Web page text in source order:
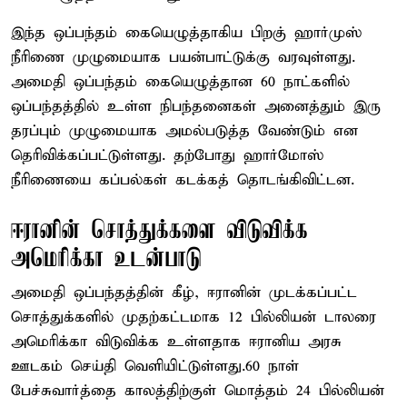
இந்த ஒப்பந்தம் கையெழுத்தாகிய பிறகு் ஹார்முஸ்
நீரிணை முழுமையாக பயன்பாட்டுக்கு வரவுள்ளது.
அமைதி ஒப்பந்தம் கையெழுத்தான 60 நாட்களில்
ஒப்பந்தத்தில் உள்ள நிபந்தனைகள் அனைத்தும் இரு
தரப்பும் முழுமையாக அமல்படுத்த வேண்டும் என
தெரிவிக்கப்பட்டுள்ளது. தற்போது ஹார்மோஸ்
நீரிணையை கப்பல்கள் கடக்கத் தொடங்கிவிட்டன.
ஈரானின் சொத்துக்களை விடுவிக்க
அமெரிக்கா உடன்பாடு
அமைதி ஒப்பந்தத்தின் கீழ், ஈரானின் முடக்கப்பட்ட
சொத்துக்களில் முதற்கட்டமாக 12 பில்லியன் டாலரை
அமெரிக்கா விடுவிக்க உள்ளதாக ஈரானிய அரசு
ஊடகம் செய்தி வெளியிட்டுள்ளது.60 நாள்
பேச்சுவார்த்தை காலத்திற்குள் மொத்தம் 24 பில்லியன்